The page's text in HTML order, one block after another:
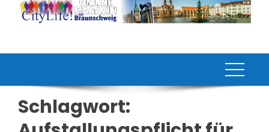
Schlagwort: